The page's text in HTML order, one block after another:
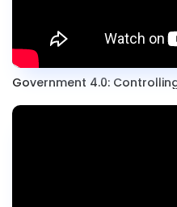
Government 4.0: